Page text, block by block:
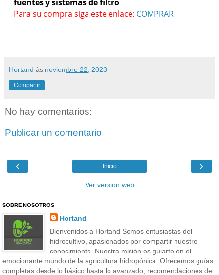
fuentes y sistemas de filtro
Para su compra siga este enlace: COMPRAR
Hortand às noviembre 22, 2023
Compartir
No hay comentarios:
Publicar un comentario
‹ ›
Inicio
Ver versión web
SOBRE NOSOTROS
Hortand
Bienvenidos a Hortand Somos entusiastas del
hidrocultivo, apasionados por compartir nuestro
conocimiento. Nuestra misión es guiarte en el
emocionante mundo de la agricultura hidropónica. Ofrecemos guías
completas desde lo básico hasta lo avanzado, recomendaciones de